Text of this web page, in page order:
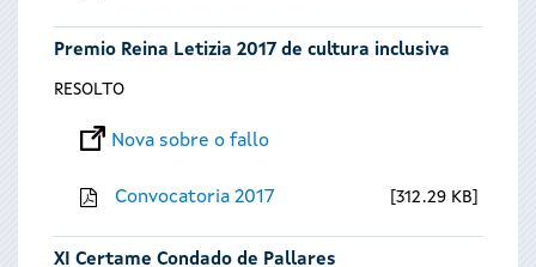
Premio Reina Letizia 2017 de cultura inclusiva
RESOLTO
Nova sobre o fallo
Convocatoria 2017 312.29 KB
XI Certame Condado de Pallares